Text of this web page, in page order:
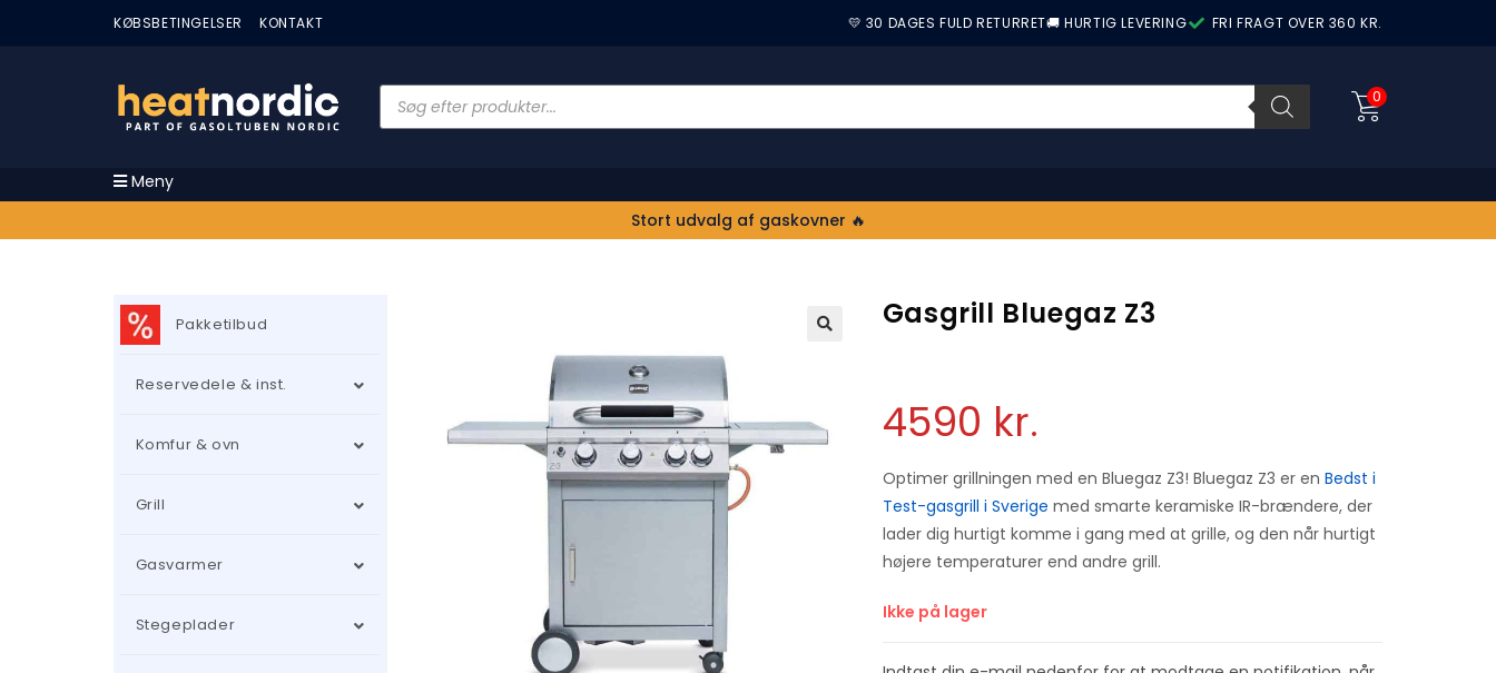
KØBSBETINGELSER KONTAKT 💛 30 DAGES FULD RETURRET🚚 HURTIG LEVERING FRI FRAGT OVER 360 KR.
0
Meny
Stort udvalg af gaskovner 🔥
Pakketilbud
Reservedele & inst.
Komfur & ovn
Grill
Gasvarmer
Stegeplader
Gasgrill Bluegaz Z3
4590 kr.
Optimer grillningen med en Bluegaz Z3! Bluegaz Z3 er en Bedst i
Test-gasgrill i Sverige med smarte keramiske IR-brændere, der
lader dig hurtigt komme i gang med at grille, og den når hurtigt
højere temperaturer end andre grill.
Ikke på lager